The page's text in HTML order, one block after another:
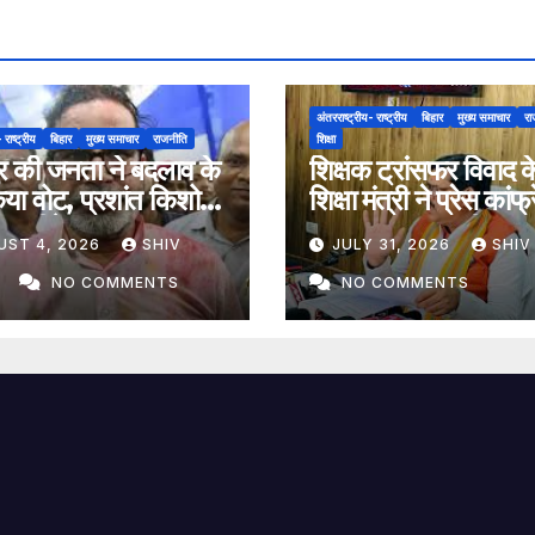
बिहार मुख्य समाचार राजनीति
की जनता ने बदलाव के
वोट, प्रशांत किशोर
जीते4, 2026 SHIV
NO COMMENTS
अंतरराष्ट्रीय- राष्ट्रीय बिहार मुख्य समाचार
शिक्षा
शिक्षक ट्रांसफर विवाद
शिक्षा मंत्री ने प्रेस
कहा- ट्रांसफर पूरी तरह
JULY 31, 2026 SHIV
NO COMMENTS